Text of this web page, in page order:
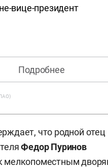
вице-президент
Подробнее
что родной отец
Федор Пуринов
мелкопоместным